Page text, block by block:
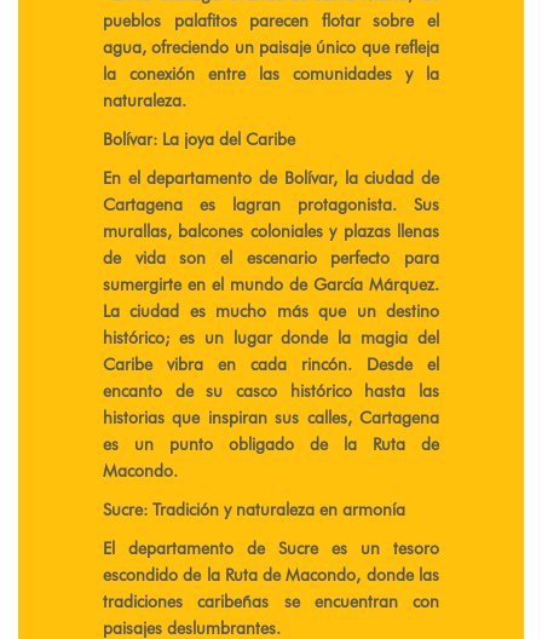
pueblos palafitos parecen flotar sobre el
agua, ofreciendo un paisaje único que refleja
la conexión entre las comunidades y la
naturaleza.
Bolívar: La joya del Caribe
En el departamento de Bolívar, la ciudad de
Cartagena es lagran protagonista. Sus
murallas, balcones coloniales y plazas llenas
de vida son el escenario perfecto para
sumergirte en el mundo de García Márquez.
La ciudad es mucho más que un destino
histórico; es un lugar donde la magia del
Caribe vibra en cada rincón. Desde el
encanto de su casco histórico hasta las
historias que inspiran sus calles, Cartagena
es un punto obligado de la Ruta de
Macondo.
Sucre: Tradición y naturaleza en armonía
El departamento de Sucre es un tesoro
escondido de la Ruta de Macondo, donde las
tradiciones caribeñas se encuentran con
paisajes deslumbrantes.